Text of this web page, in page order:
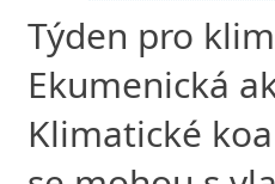
Týden pro
Ekumenická
Klimatické